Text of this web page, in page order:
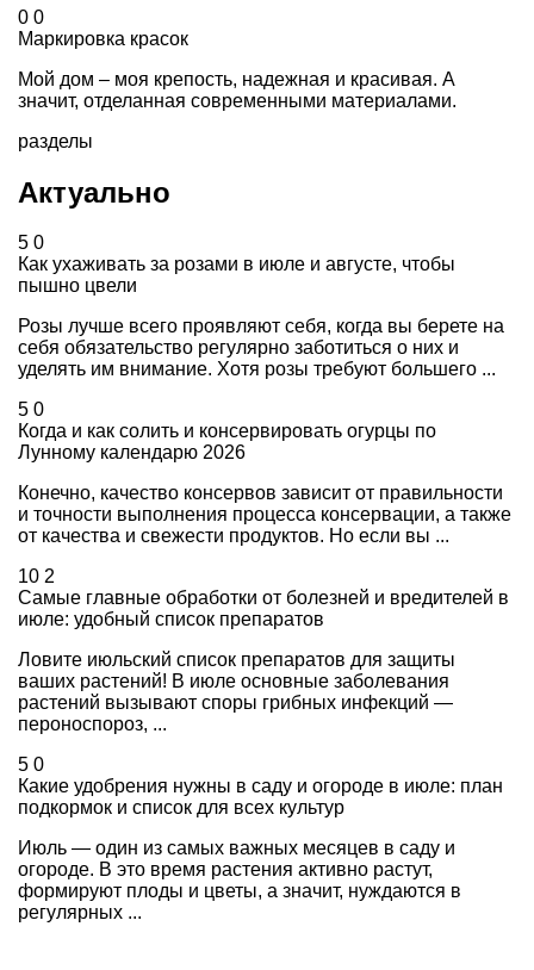
0 0
Маркировка красок
Мой дом – моя крепость, надежная и красивая. А
значит, отделанная современными материалами.
разделы
Актуально
5 0
Как ухаживать за розами в июле и августе, чтобы
пышно цвели
Розы лучше всего проявляют себя, когда вы берете на
себя обязательство регулярно заботиться о них и
уделять им внимание. Хотя розы требуют большего ...
5 0
Когда и как солить и консервировать огурцы по
Лунному календарю 2026
Конечно, качество консервов зависит от правильности
и точности выполнения процесса консервации, а также
от качества и свежести продуктов. Но если вы ...
10 2
Самые главные обработки от болезней и вредителей в
июле: удобный список препаратов
Ловите июльский список препаратов для защиты
ваших растений! В июле основные заболевания
растений вызывают споры грибных инфекций —
пероноспороз, ...
5 0
Какие удобрения нужны в саду и огороде в июле: план
подкормок и список для всех культур
Июль — один из самых важных месяцев в саду и
огороде. В это время растения активно растут,
формируют плоды и цветы, а значит, нуждаются в
регулярных ...